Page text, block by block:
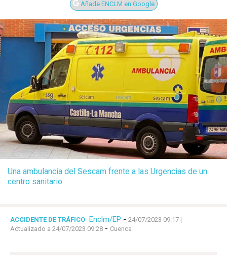
Añade ENCLM en Google
Una ambulancia del Sescam frente a las Urgencias de un
centro sanitario.
ACCIDENTE DE TRÁFICO Enclm/EP - 24/07/2023 09:17 |
Actualizado a 24/07/2023 09:28 - Cuenca